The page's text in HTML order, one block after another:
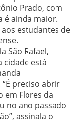
Prado, com
é ainda maior.
estudantes de
São Rafael,
cidade está
preciso abrir
em Flores da
no ano passado
assinala o